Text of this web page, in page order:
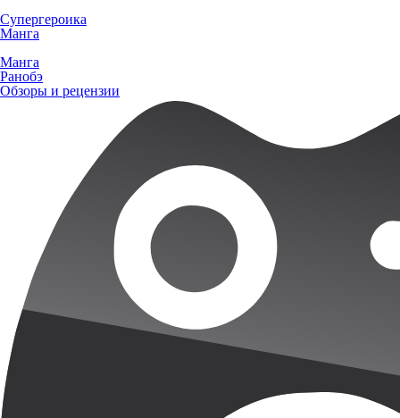
Супергероика
Манга
Манга
Ранобэ
Обзоры и рецензии